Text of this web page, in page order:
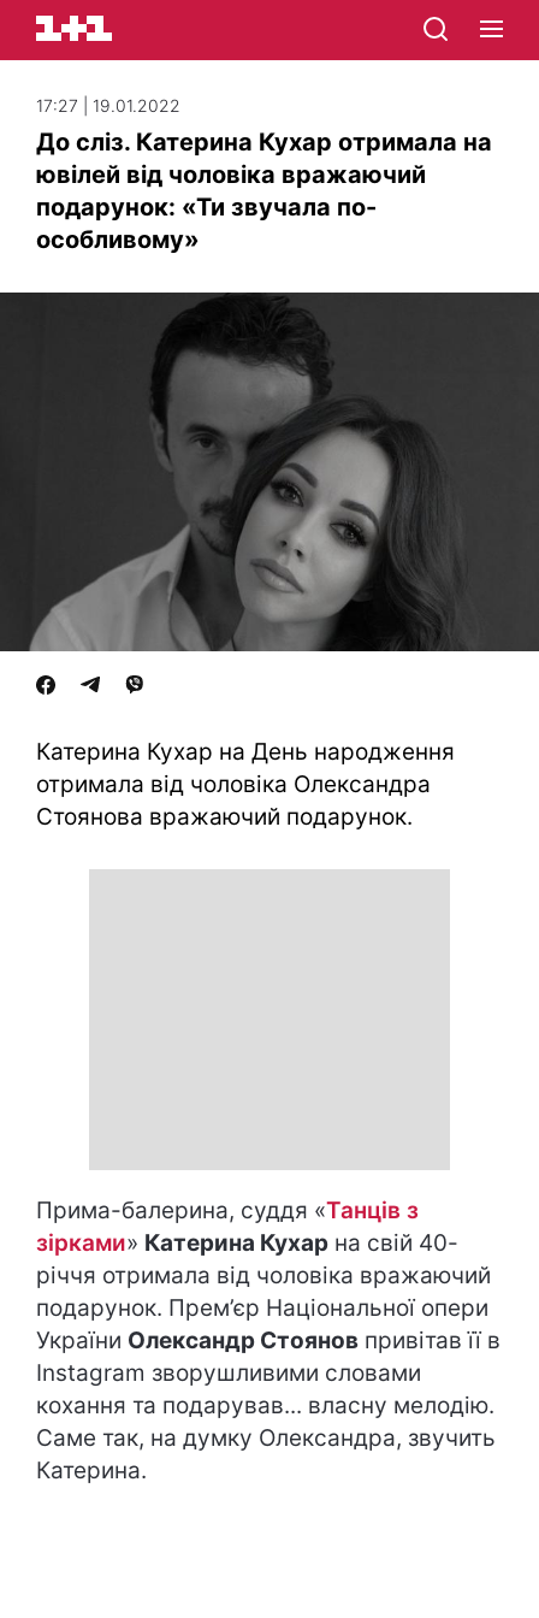
17:27 | 19.01.2022
До сліз. Катерина Кухар отримала на
ювілей від чоловіка вражаючий
подарунок: «Ти звучала по-
особливому»
Катерина Кухар на День народження
отримала від чоловіка Олександра
Стоянова вражаючий подарунок.
Прима-балерина, суддя «Танців з
зірками» Катерина Кухар на свій 40-
річчя отримала від чоловіка вражаючий
подарунок. Прем’єр Національної опери
України Олександр Стоянов привітав її в
Instagram зворушливими словами
кохання та подарував... власну мелодію.
Саме так, на думку Олександра, звучить
Катерина.